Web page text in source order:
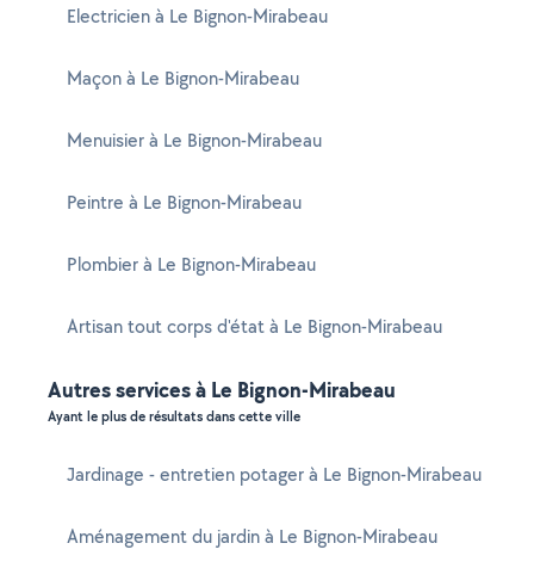
Electricien à Le Bignon-Mirabeau
Maçon à Le Bignon-Mirabeau
Menuisier à Le Bignon-Mirabeau
Peintre à Le Bignon-Mirabeau
Plombier à Le Bignon-Mirabeau
Artisan tout corps d'état à Le Bignon-Mirabeau
Autres services à Le Bignon-Mirabeau
Ayant le plus de résultats dans cette ville
Jardinage - entretien potager à Le Bignon-Mirabeau
Aménagement du jardin à Le Bignon-Mirabeau